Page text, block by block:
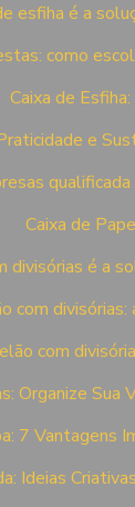
esfiha é a
como
Caixa de
e
qualificada
Caixa de
divisórias é a
com
com
Organize Sua
7 Vantagens
Ideias Criativas